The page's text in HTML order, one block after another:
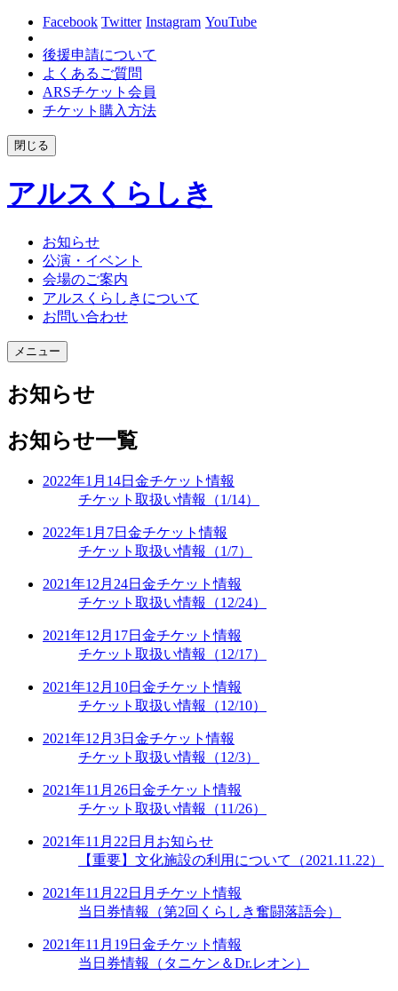
Facebook Twitter Instagram YouTube
後援申請について
よくあるご質問
ARSチケット会員
チケット購入方法
閉じる
アルスくらしき
お知らせ
公演・イベント
会場のご案内
アルスくらしきについて
お問い合わせ
メニュー
お知らせ
お知らせ一覧
2022年1月14日 金チケット情報
チケット取扱い情報（1/14）
2022年1月7日 金チケット情報
チケット取扱い情報（1/7）
2021年12月24日 金チケット情報
チケット取扱い情報（12/24）
2021年12月17日 金チケット情報
チケット取扱い情報（12/17）
2021年12月10日 金チケット情報
チケット取扱い情報（12/10）
2021年12月3日 金チケット情報
チケット取扱い情報（12/3）
2021年11月26日 金チケット情報
チケット取扱い情報（11/26）
2021年11月22日 月 お知らせ
【重要】文化施設の利用について（2021.11.22）
2021年11月22日 月 チケット情報
当日券情報（第2回くらしき奮闘落語会）
2021年11月19日 金チケット情報
当日券情報（タニケン＆Dr.レオン）